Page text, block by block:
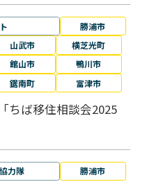
勝浦市
山武市
横芝光町
館山市
鴨川市
鋸南町 富津市
ちば移住相談会2025
力隊 勝浦市